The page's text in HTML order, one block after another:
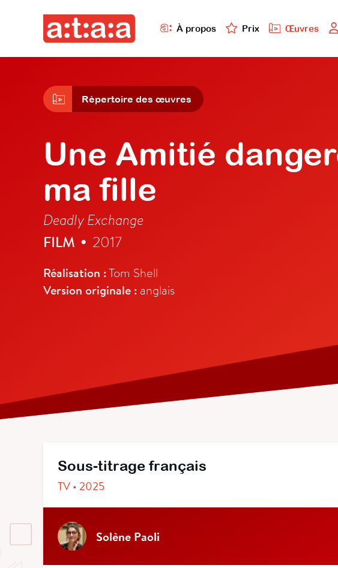
À propos Prix Œuvres
Répertoire des œuvres
Une Amitié
ma fille
Deadly Exchange
FILM • 2017
Réalisation :Tom Shell
Version originale : anglais
Sous-titrage français
TV • 2025
Solène Paoli